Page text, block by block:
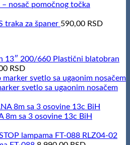
nosač pomočnog točka
traka za španer 590,00 RSD
Plastični blatobran
RSD
svetlo sa ugaonim nosačem
8m sa 3 osovine 13c BiH
RLZ04-02